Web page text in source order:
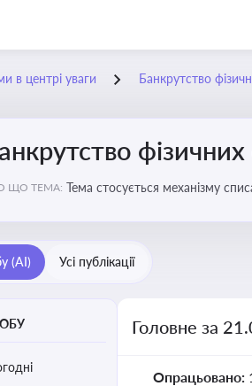
в центрі уваги Банкрутство
фізичних
ЩО ТЕМА: Тема стосується механізму
(AI) Усі публікації
Головне за
Опрацьовано: